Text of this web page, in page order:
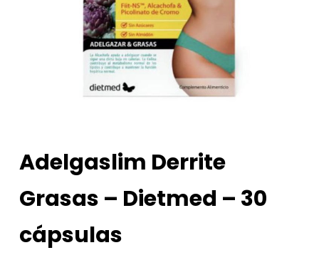
Adelgaslim Derrite
Grasas – Dietmed – 30
cápsulas